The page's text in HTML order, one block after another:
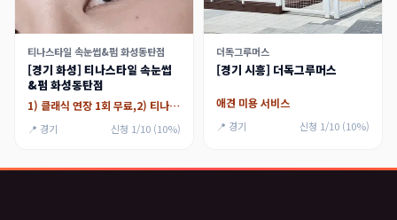
티나스타일 속눈썹&펌 화성동탄점
[경기 화성] 티나스타일 속눈썹
&펌 화성동탄점
1) 클래식 연장 1회 무료,2) 티나래쉬리프트
📍 경기 신청 1/10 (10%)
더독그루머스
[경기 시흥] 더독그루머스
애견 미용 서비스
📍 경기 신청 1/10 (10%)